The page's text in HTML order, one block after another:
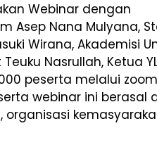
Webinar dengan
Asep Nana Mulyana,
Wirana, Akademisi
Nasrullah, Ketua
peserta melalui
webinar ini berasal